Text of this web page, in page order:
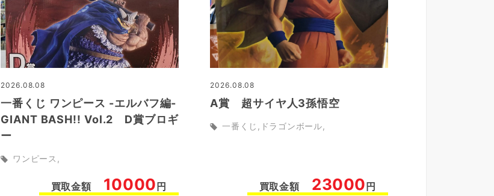
2026.08.08
一番くじ ワンピース -エルバフ編-
GIANT BASH!! Vol.2 D賞ブロギ
ー
ワンピース
買取金額 10000 円
2026.08.08
A賞 超サイヤ人3孫悟空
一番くじ ドラゴンボール
買取金額 23000 円